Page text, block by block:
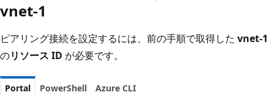
vnet-1
ピアリング接続を設定するには、前の手順で取得した vnet-1
のリソース ID が必要です。
Portal PowerShell Azure CLI